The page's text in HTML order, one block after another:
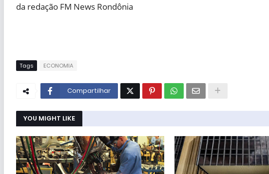
da redação FM News Rondônia
Tags ECONOMIA
Compartilhar
YOU MIGHT LIKE